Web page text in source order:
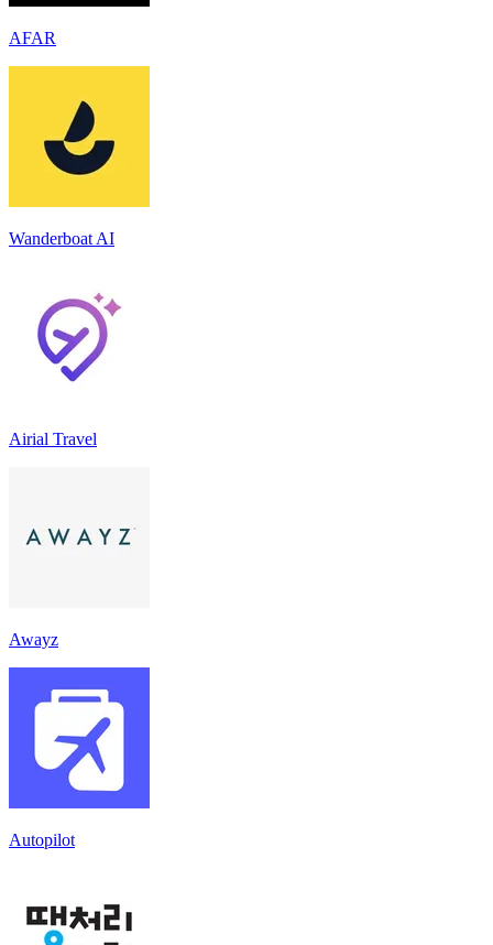
AFAR
Wanderboat AI
Airial Travel
Awayz
Autopilot